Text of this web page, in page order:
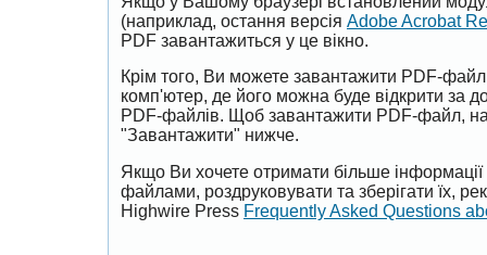
(наприклад, остання версія Adobe Acrobat
PDF завантажиться у це вікно.
Крім того, Ви можете завантажити PDF-
комп'ютер, де його можна буде відкрити за
PDF-файлів. Щоб завантажити PDF-файл,
"Завантажити" нижче.
Якщо Ви хочете отримати більше
файлами, роздруковувати та зберігати їх,
Highwire Press Frequently Asked Questions